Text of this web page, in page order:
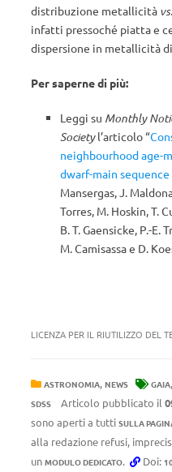
distribuzione metallicità vs.
infatti pressoché piatta e
dispersione in metallicità
Per saperne di più:
Leggi su Monthly
Societyl’articolo “
neighbourhood
dwarf-main
Mansergas, J.
Torres, M. Hoskin, T.
B. T. Gaensicke, P.-E.
M. Camisassa e D.
LICENZA PER IL RIUTILIZZO DEL
ASTRONOMIA, NEWS GAIA,
SDSS Articolo pubblicato il
sono aperti a tutti SULLA
alla redazione refusi,
un MODULO DEDICATO. Doi: